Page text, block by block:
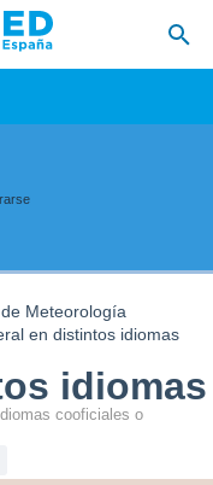
Meteorología
en distintos idiomas
idiomas
cooficiales o